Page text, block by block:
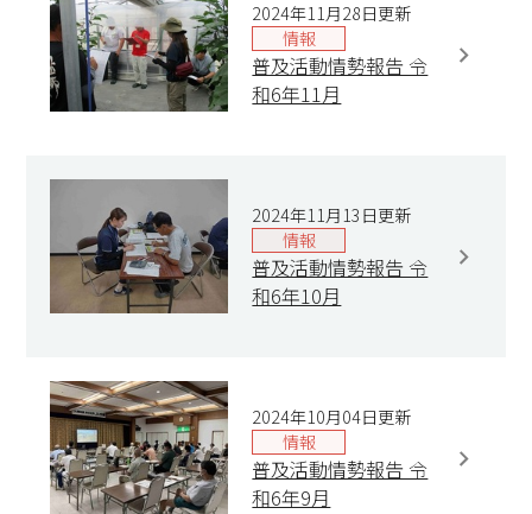
2024年11月28日更新
情報
普及活動情勢報告 令
和6年11月
2024年11月13日更新
情報
普及活動情勢報告 令
和6年10月
2024年10月04日更新
情報
普及活動情勢報告 令
和6年9月